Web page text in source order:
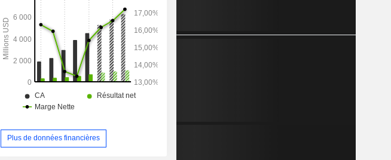
Plus de données financières